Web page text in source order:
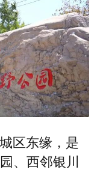
区东缘，是
、西邻银川